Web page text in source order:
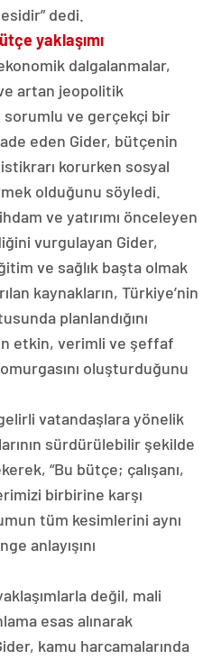
dedi.
yaklaşımı
dalgalanmalar,
artan jeopolitik
ve gerçekçi bir
eden Gider, bütçenin
korurken sosyal
olduğunu söyledi.
ve yatırımı önceleyen
vurgulayan Gider,
ve sağlık başta olmak
kaynakların, Türkiye’nin
planlandığını
etkin, verimli ve şeffaf
oluşturduğunu
vatandaşlara yönelik
sürdürülebilir şekilde
“Bu bütçe; çalışanı,
birbirine karşı
tüm kesimlerini aynı
anlayışını
değil, mali
esas alınarak
kamu harcamalarında